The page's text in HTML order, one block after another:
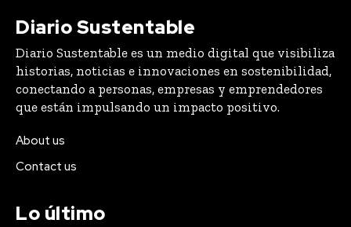
Diario Sustentable
Diario Sustentable es un medio digital que visibiliza
historias, noticias e innovaciones en sostenibilidad,
conectando a personas, empresas y emprendedores
que están impulsando un impacto positivo.
About us
Contact us
Lo último